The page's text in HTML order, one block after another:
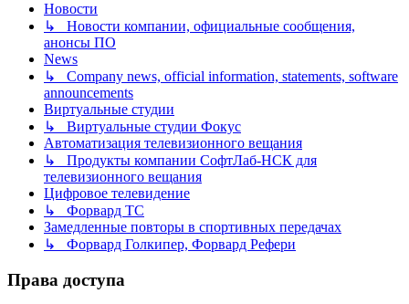
Новости
↳ Новости компании, официальные сообщения,
анонсы ПО
News
↳ Company news, official information, statements, software
announcements
Виртуальные студии
↳ Виртуальные студии Фокус
Автоматизация телевизионного вещания
↳ Продукты компании СофтЛаб-НСК для
телевизионного вещания
Цифровое телевидение
↳ Форвард ТС
Замедленные повторы в спортивных передачах
↳ Форвард Голкипер, Форвард Рефери
Права доступа